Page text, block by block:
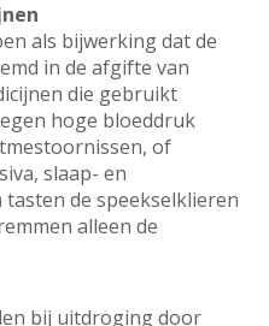
als bijwerking dat de
in de afgifte van
die gebruikt
hoge bloeddruk
of
slaap- en
tasten de speekselklieren
alleen de
bij uitdroging door